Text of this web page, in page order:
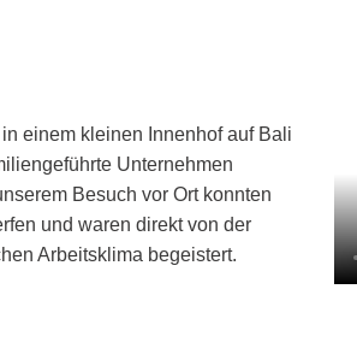
einem kleinen Innenhof auf Bali
Unternehmen
Besuch vor Ort konnten
und waren direkt von der
Arbeitsklima begeistert.